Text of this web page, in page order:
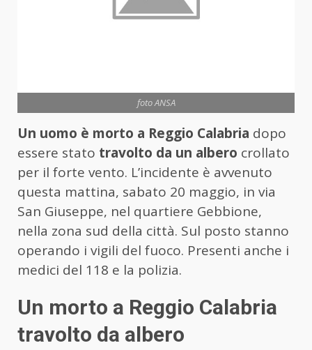
foto ANSA
Un uomo è morto a Reggio Calabria dopo
essere stato travolto da un albero crollato
per il forte vento. L’incidente è avvenuto
questa mattina, sabato 20 maggio, in via
San Giuseppe, nel quartiere Gebbione,
nella zona sud della città. Sul posto stanno
operando i vigili del fuoco. Presenti anche i
medici del 118 e la polizia.
Un morto a Reggio Calabria
travolto da albero